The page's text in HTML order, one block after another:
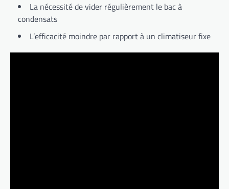
La nécessité de vider régulièrement le bac à
condensats
L’efficacité moindre par rapport à un climatiseur fixe